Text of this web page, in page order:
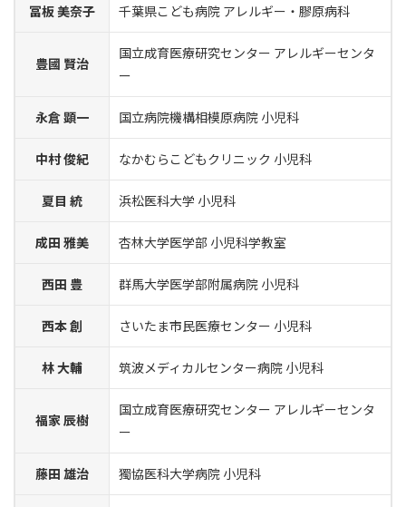
冨板 美奈子 千葉県こども病院 アレルギー・膠原病科
豊國 賢治
国立成育医療研究センター アレルギーセンタ
ー
永倉 顕一 国立病院機構相模原病院 小児科
中村 俊紀 なかむらこどもクリニック 小児科
夏目 統 浜松医科大学 小児科
成田 雅美 杏林大学医学部 小児科学教室
西田 豊 群馬大学医学部附属病院 小児科
西本 創 さいたま市民医療センター 小児科
林 大輔 筑波メディカルセンター病院 小児科
福家 辰樹
国立成育医療研究センター アレルギーセンタ
ー
藤田 雄治 獨協医科大学病院 小児科